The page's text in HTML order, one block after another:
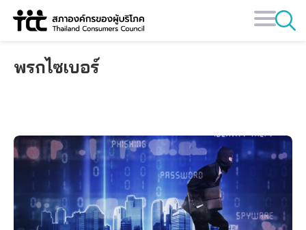
Skip
พรกไซเบอร์